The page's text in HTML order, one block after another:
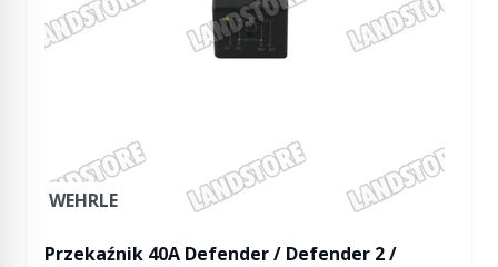
WEHRLE
Przekaźnik 40A Defender / Defender 2 /